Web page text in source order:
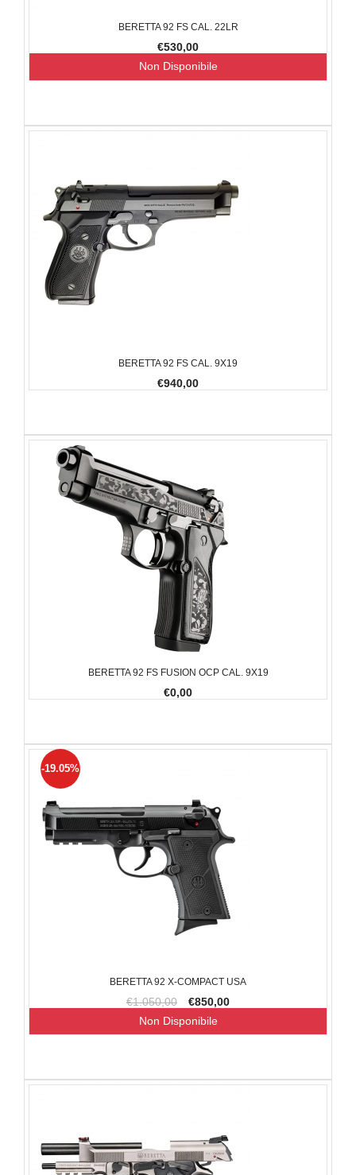
BERETTA 92 FS CAL. 22LR
€530,00
Non Disponibile
BERETTA 92 FS CAL. 9X19
€940,00
BERETTA 92 FS FUSION OCP CAL. 9X19
€0,00
BERETTA 92 X-COMPACT USA
€1.050,00 €850,00
-19.05%
Non Disponibile